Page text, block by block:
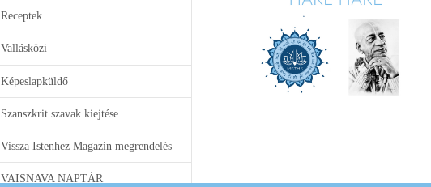
Receptek
Vallásközi
Képeslapküldő
Szanszkrit szavak kiejtése
Vissza Istenhez Magazin megrendelés
VAISNAVA NAPTÁR